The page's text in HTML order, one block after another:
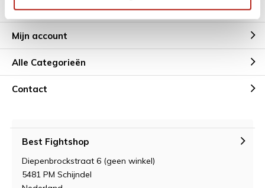
Klantenservice
Mijn account
Alle Categorieën
Contact
Best Fightshop
Diepenbrockstraat 6 (geen winkel)
5481 PM Schijndel